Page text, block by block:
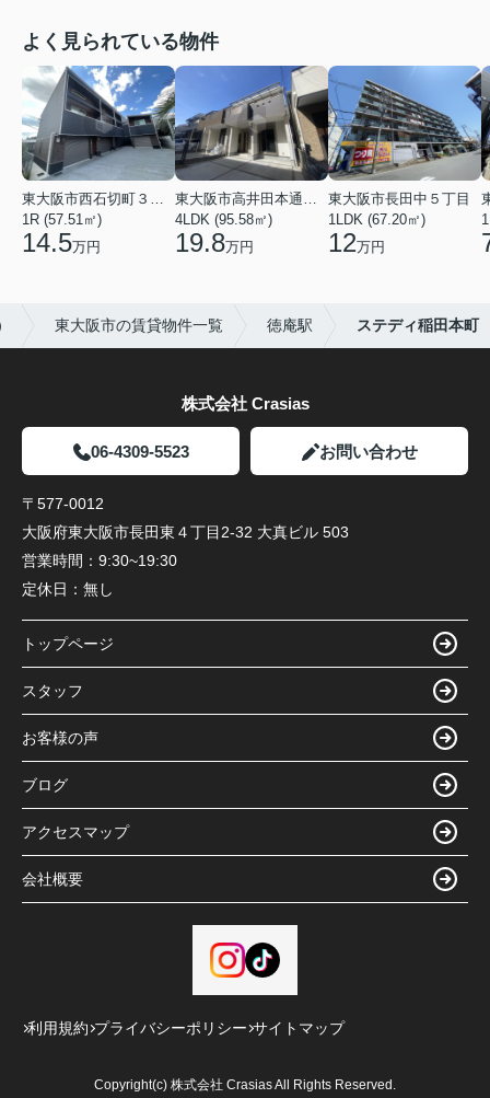
よく見られている物件
東大阪市西石切町３丁目
1R (57.51㎡)
14.5万円
東大阪市高井田本通２丁目
4LDK (95.58㎡)
19.8万円
東大阪市長田中５丁目
1LDK (67.20㎡)
12万円
東大阪市の賃貸物件一覧 徳庵駅 ステディ稲田本町
株式会社 Crasias
06-4309-5523 お問い合わせ
〒577-0012
大阪府東大阪市長田東４丁目2-32 大真ビル 503
営業時間： 9:30~19:30
定休日： 無し
トップページ
スタッフ
お客様の声
ブログ
アクセスマップ
会社概要
利用規約 プライバシーポリシー サイトマップ
Copyright(c) 株式会社 Crasias All Rights Reserved.